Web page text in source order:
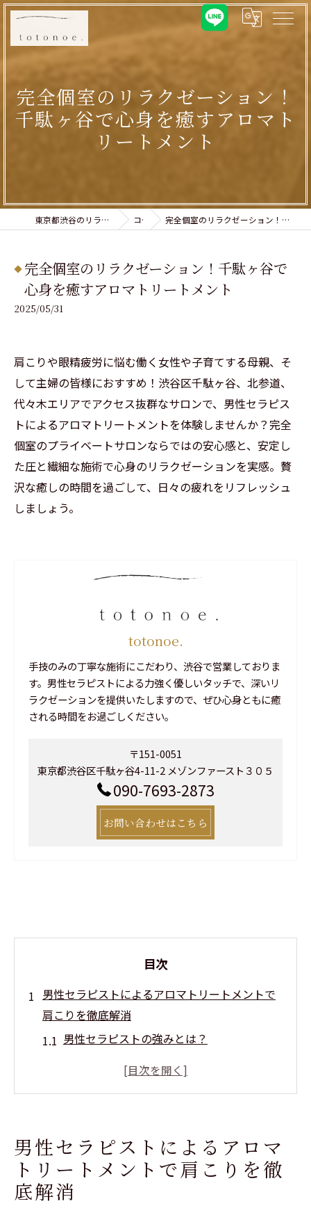
完全個室のリラクゼーション！
千駄ヶ谷で心身を癒すアロマト
リートメント
東京都渋谷のリラクゼーションならtotonoe. コラム 完全個室のリラクゼーション！千駄ヶ谷で心身を癒すアロマトリートメント
完全個室のリラクゼーション！千駄ヶ谷で
心身を癒すアロマトリートメント
2025/05/31
肩こりや眼精疲労に悩む働く女性や子育てする母親、そ
して主婦の皆様におすすめ！渋谷区千駄ヶ谷、北参道、
代々木エリアでアクセス抜群なサロンで、男性セラピス
トによるアロマトリートメントを体験しませんか？完全
個室のプライベートサロンならではの安心感と、安定し
た圧と繊細な施術で心身のリラクゼーションを実感。贅
沢な癒しの時間を過ごして、日々の疲れをリフレッシュ
しましょう。
totonoe.
手技のみの丁寧な施術にこだわり、渋谷で営業しておりま
す。男性セラピストによる力強く優しいタッチで、深いリ
ラクゼーションを提供いたしますので、ぜひ心身ともに癒
される時間をお過ごしください。
〒151-0051
東京都渋谷区千駄ヶ谷4-11-2 メゾンファースト３０５
090-7693-2873
お問い合わせはこちら
目次
男性セラピストによるアロマトリートメントで
肩こりを徹底解消
男性セラピストの強みとは？
肩こり解消に効くアロマオイルの選び方
肩こりがもたらす日常生活への影響とその
対策
体験者の声：男性セラピストのアロマトリ
男性セラピストによるアロマ
トリートメントで肩こりを徹
底解消